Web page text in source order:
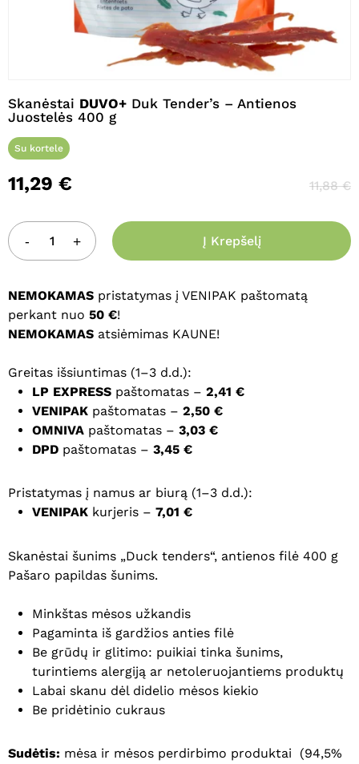
Skanėstai DUVO+ Duk Tender’s – Antienos
Juostelės 400 g
Su kortele
11,29 € 11,88€
Į Krepšelį
NEMOKAMAS pristatymas į VENIPAK paštomatą
perkant nuo 50 €!
NEMOKAMAS atsiėmimas KAUNE!
Greitas išsiuntimas (1–3 d.d.):
LP EXPRESS paštomatas – 2,41 €
VENIPAK paštomatas – 2,50 €
OMNIVA paštomatas – 3,03 €
DPD paštomatas – 3,45 €
Pristatymas į namus ar biurą (1–3 d.d.):
VENIPAK kurjeris – 7,01 €
Skanėstai šunims „Duck tenders“, antienos filė 400 g
Pašaro papildas šunims.
Minkštas mėsos užkandis
Pagaminta iš gardžios anties filė
Be grūdų ir glitimo: puikiai tinka šunims,
turintiems alergiją ar netoleruojantiems produktų
Labai skanu dėl didelio mėsos kiekio
Be pridėtinio cukraus
Sudėtis: mėsa ir mėsos perdirbimo produktai (94,5%
Pavadinimas*
El. paštas
interneto puslapį, kad jų nebereiktų
įvesti iš naujo, kai kitą kartą vėl norėsiu